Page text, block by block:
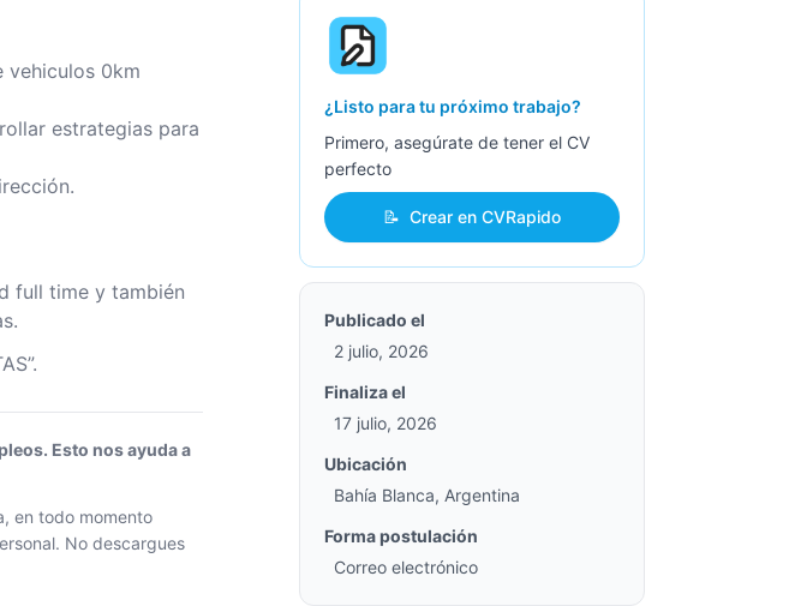
vehiculos 0km
estrategias para
full time y también
Esto nos ayuda a
en todo momento
No descargues
¿Listo para tu próximo trabajo?
Primero, asegúrate de tener el CV
perfecto
📝 Crear en CVRapido
Publicado el
2 julio, 2026
Finaliza el
17 julio, 2026
Ubicación
Bahía Blanca, Argentina
Forma postulación
Correo electrónico